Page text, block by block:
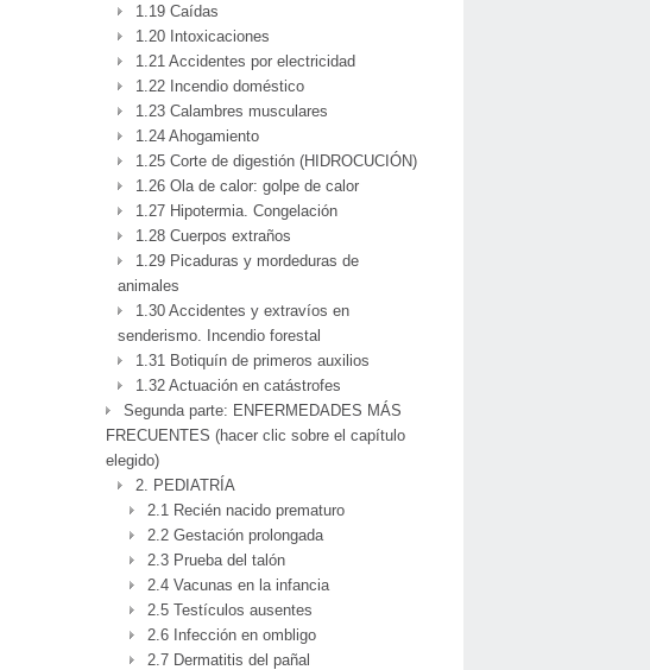
1.19 Caídas
1.20 Intoxicaciones
1.21 Accidentes por electricidad
1.22 Incendio doméstico
1.23 Calambres musculares
1.24 Ahogamiento
1.25 Corte de digestión (HIDROCUCIÓN)
1.26 Ola de calor: golpe de calor
1.27 Hipotermia. Congelación
1.28 Cuerpos extraños
1.29 Picaduras y mordeduras de
animales
1.30 Accidentes y extravíos en
senderismo. Incendio forestal
1.31 Botiquín de primeros auxilios
1.32 Actuación en catástrofes
Segunda parte: ENFERMEDADES MÁS
FRECUENTES (hacer clic sobre el capítulo
elegido)
2. PEDIATRÍA
2.1 Recién nacido prematuro
2.2 Gestación prolongada
2.3 Prueba del talón
2.4 Vacunas en la infancia
2.5 Testículos ausentes
2.6 Infección en ombligo
2.7 Dermatitis del pañal